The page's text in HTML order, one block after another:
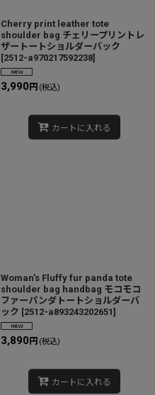
Cherry print leather tote
shoulder bag チェリープリントレ
ザートートショルダーバック
[2512-a970217592238]
3,990 円 (税込)
カートに入れる
Woman’s Fluffy fur panda tote
shoulder bag handbag モコモコ
ファーパンダトートショルダーバ
ック [2512-a893243202651]
3,890 円 (税込)
カートに入れる